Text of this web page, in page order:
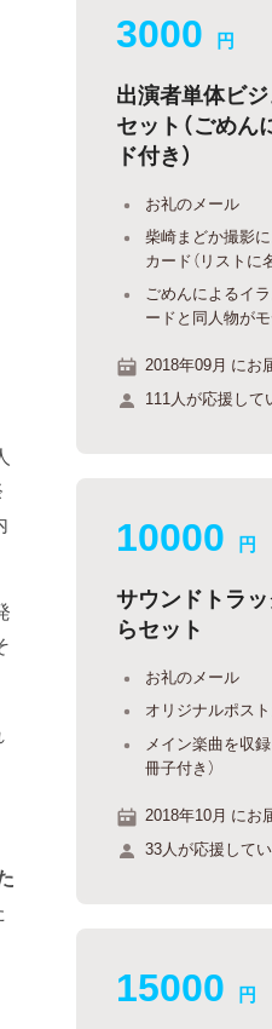
3000 円
出演者単体ビ
セット（ごめ
ド付き）
お礼のメール
柴崎まどか撮影
カード（リストに
ごめんによるイ
ードと同人物がモ
2018年09月 にお
111人が応援して
10000 円
サウンドトラ
らセット
お礼のメール
オリジナルポス
メイン楽曲を収
冊子付き）
2018年10月 にお
33人が応援してい
15000 円